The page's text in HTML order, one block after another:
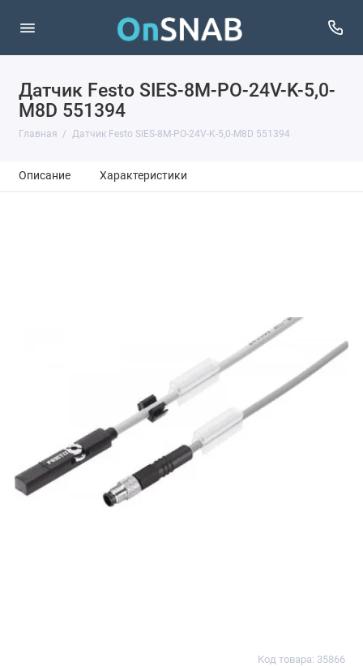
Датчик Festo SIES-8M-PO-24V-K-5,0-
M8D 551394
Главная Датчик Festo SIES-8M-PO-24V-K-5,0-M8D 551394
Описание Характеристики
Код товара: 35866